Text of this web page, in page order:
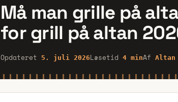
Må man grille på
for grill på altan
Opdateret 5. juli 2026Læsetid 4 minAf